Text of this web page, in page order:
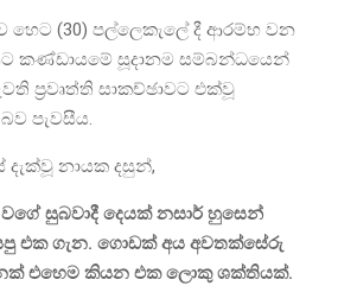
හෙට (30) පල්ලෙකැලේ දී ආරම්භ වන
කණ්ඩායමේ සූදානම සම්බන්ධයෙන්
ප්‍රවෘත්ති සාකච්ඡාවට එක්වූ
පැවසීය.
දැක්වූ නායක දසුන්,
සුබවාදී දෙයක් නසාර් හුසෙන්
එක ගැන. ගොඩක් අය අවතක්සේරු
එහෙම කියන එක ලොකු ශක්තියක්.